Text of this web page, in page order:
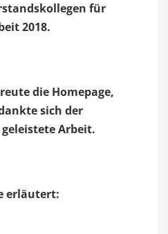
für
2018.
die Homepage,
sich der
Arbeit.
erläutert: